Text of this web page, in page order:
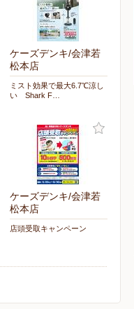
ケーズデンキ/会津若
松本店
ミスト効果で最大6.7℃涼し
い Shark F…
ケーズデンキ/会津若
松本店
店頭受取キャンペーン